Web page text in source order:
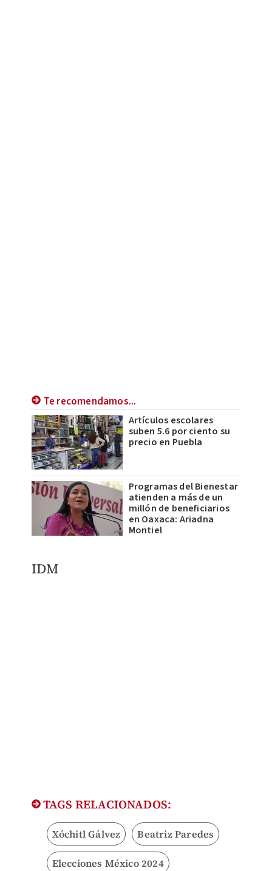
Te recomendamos...
Artículos escolares
suben 5.6 por ciento su
precio en Puebla
Programas del Bienestar
atienden a más de un
millón de beneficiarios
en Oaxaca: Ariadna
Montiel
IDM
TAGS RELACIONADOS:
Xóchitl Gálvez Beatriz Paredes
Elecciones México 2024